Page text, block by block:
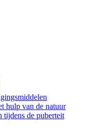
hulp van de natuur
tijdens de puberteit